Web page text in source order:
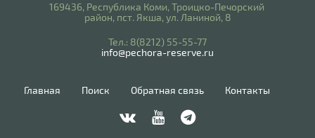
169436, Республика Коми, Троицко-Печорский
район, пст. Якша, ул. Ланиной, 8
​Тел.: 8(8212) 55-55-77
info@pechora-reserve.ru
Главная Поиск Обратная связь Контакты